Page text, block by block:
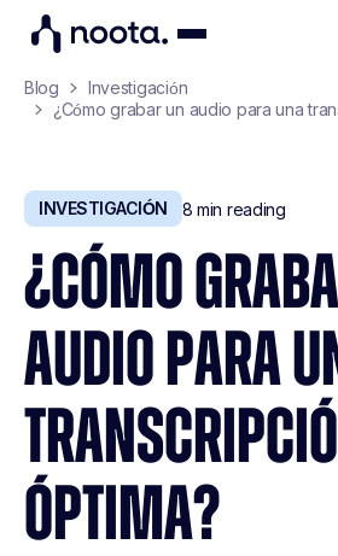
Blog
Investigación
¿Cómo grabar un audio para una
INVESTIGACIÓN 8 min reading
¿CÓMO
AUDIO PARA
ÓPTIMA?